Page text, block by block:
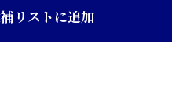
リストに追加